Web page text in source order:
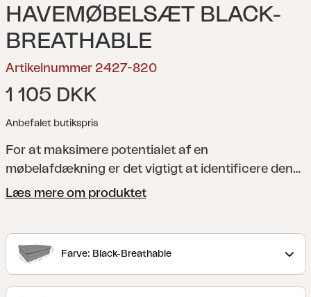
HAVEMØBELSÆT BLACK-
BREATHABLE
Artikelnummer 2427-820
1 105 DKK
Anbefalet butikspris
For at maksimere potentialet af en
møbelafdækning er det vigtigt at identificere den
passende størrelse. Hvis møbelafdækningen er for
strækkes, hvilket medfører unødvendig slid på
materialet. Hvis møbelafdækningen er for stor, kan
Læs mere om produktet
Farve: Black-Breathable